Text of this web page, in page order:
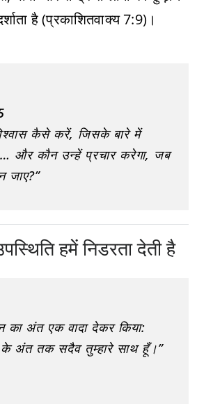
है (प्रकाशितवाक्य 7:9)।
कैसे करें, जिसके बारे में
… और कौन उन्हें प्रचार करेगा, जब
जाए?”
हमें निडरता देती है
का अंत एक वादा देकर किया:
अंत तक सदैव तुम्हारे साथ हूँ।”